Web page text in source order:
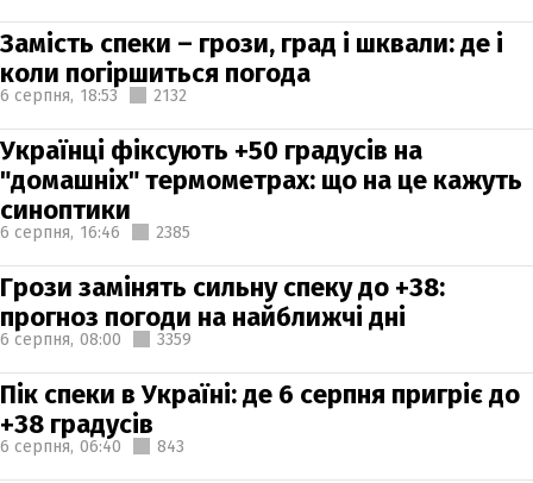
Замість спеки – грози, град і шквали: де і
коли погіршиться погода
6 серпня, 18:53 2132
Українці фіксують +50 градусів на
"домашніх" термометрах: що на це кажуть
синоптики
6 серпня, 16:46 2385
Грози замінять сильну спеку до +38:
прогноз погоди на найближчі дні
6 серпня, 08:00 3359
Пік спеки в Україні: де 6 серпня пригріє до
+38 градусів
6 серпня, 06:40 843